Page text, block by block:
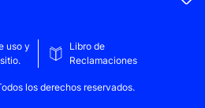
uso y
Libro de
Reclamaciones
los derechos reservados.